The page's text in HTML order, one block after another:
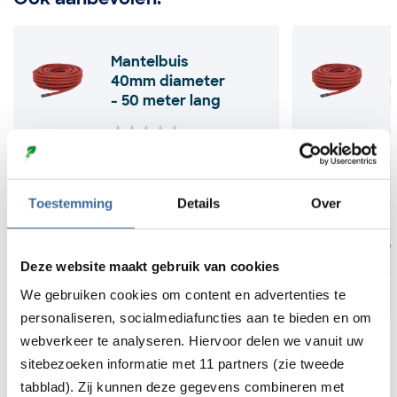
Toestemming Details Over
Deze website maakt gebruik van cookies
We gebruiken cookies om content en advertenties te
personaliseren, socialmediafuncties aan te bieden en om
webverkeer te analyseren. Hiervoor delen we vanuit uw
sitebezoeken informatie met 11 partners (zie tweede
tabblad). Zij kunnen deze gegevens combineren met
Mantelbuis
40mm diameter
- 50 meter lang
€48,40
Levertijd:Gemiddeld 4 werkdagen
€52,64
excl BTW)
Levertijd: